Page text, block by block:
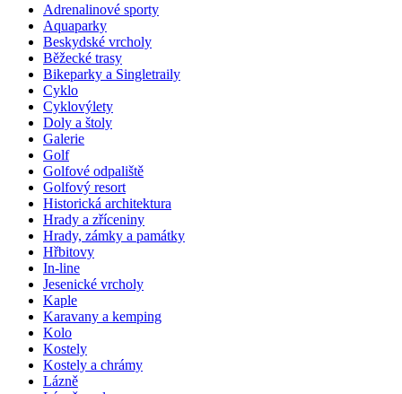
Adrenalinové sporty
Aquaparky
Beskydské vrcholy
Běžecké trasy
Bikeparky a Singletraily
Cyklo
Cyklovýlety
Doly a štoly
Galerie
Golf
Golfové odpaliště
Golfový resort
Historická architektura
Hrady a zříceniny
Hrady, zámky a památky
Hřbitovy
In-line
Jesenické vrcholy
Kaple
Karavany a kemping
Kolo
Kostely
Kostely a chrámy
Lázně